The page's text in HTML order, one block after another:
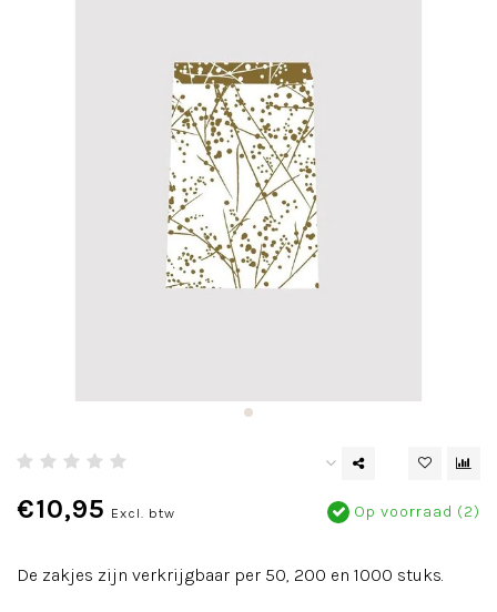
€10,95 Excl. btw Op voorraad (2)
De zakjes zijn verkrijgbaar per 50, 200 en 1000 stuks.